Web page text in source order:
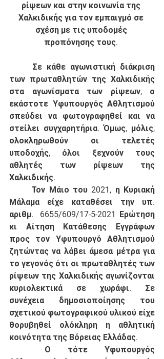
ρίψεων και στην κοινωνία της
Χαλκιδικής για τον εμπαιγμό σε
σχέση με τις υποδομές
προπόνησης τους.
των πρωταθλητών της Χαλκιδικής
στα αγωνίσματα των ρίψεων, ο
εκάστοτε Υφυπουργός Αθλητισμού
σπεύδει να φωτογραφηθεί και να
στείλει συγχαρητήρια. Όμως, μόλις,
ολοκληρωθούν οι τελετές
υποδοχής, όλοι ξεχνούν τους
αθλητές των ρίψεων της
Χαλκιδικής.
Μάλαμα είχε καταθέσει την υπ.
αριθμ.  6655/609/17-5-2021 Ερώτηση
κι Αίτηση Κατάθεσης Εγγράφων
προς τον Υφυπουργό Αθλητισμού
ζητώντας να λάβει άμεσα μέτρα για
το γεγονός ότι οι πρωταθλητές των
ρίψεων της Χαλκιδικής αγωνίζονται
κυριολεκτικά σε χωράφι. Σε
συνέχεια δημοσιοποίησης του
σχετικού φωτογραφικού υλικού είχε
θορυβηθεί ολόκληρη η αθλητική
κοινότητα της Βόρειας Ελλάδας.